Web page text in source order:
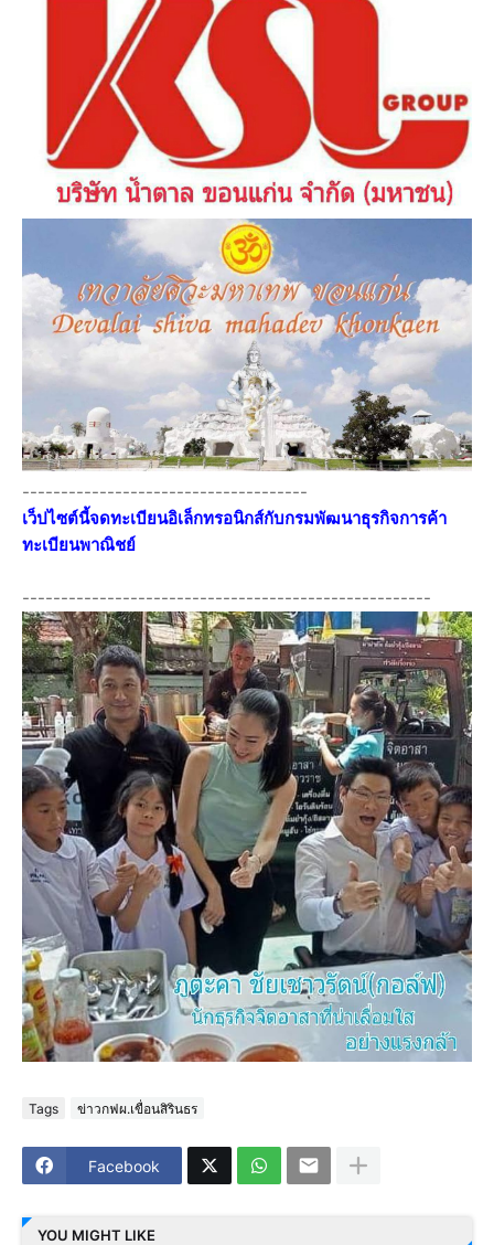
-------------------------------------
เว็ปไซต์นี้จดทะเบียนอิเล็กทรอนิกส์กับกรมพัฒนาธุรกิจการค้า
ทะเบียนพาณิชย์
-----------------------------------------------------
Tags ข่าวกฟผ.เขื่อนสิรินธร
Facebook
YOU MIGHT LIKE